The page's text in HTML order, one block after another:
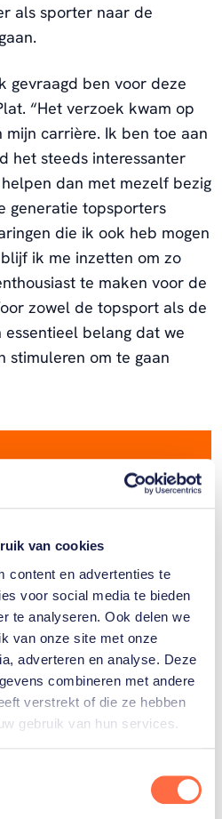
van cookies
content en advertenties te
voor social media te bieden
te analyseren. Ook delen we
van onze site met onze
adverteren en analyse. Deze
combineren met andere
verstrekt of die ze hebben
gebruik van hun services.
als sporter naar de
gevraagd ben voor deze
“Het verzoek kwam op
carrière. Ik ben toe aan
het steeds interessanter
dan met mezelf bezig
generatie topsporters
die ik ook heb mogen
ik me inzetten om zo
te maken voor de
zowel de topsport als de
belang dat we
stimuleren om te gaan
met twee nieuwe
chef de mission
André Cats
André
voor de
toe:
den Hoogenband en
twee sporticonen kunnen